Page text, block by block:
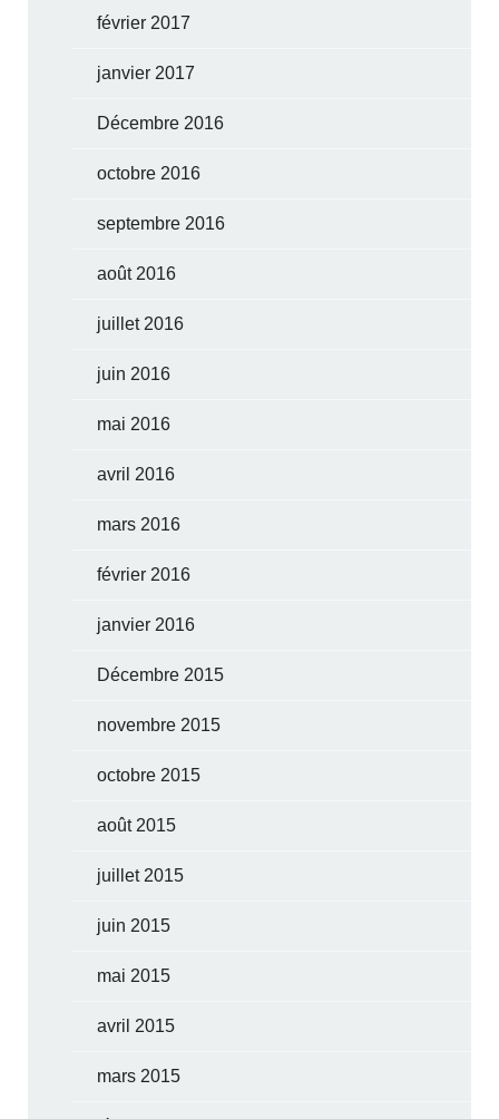
février 2017
janvier 2017
Décembre 2016
octobre 2016
septembre 2016
août 2016
juillet 2016
juin 2016
mai 2016
avril 2016
mars 2016
février 2016
janvier 2016
Décembre 2015
novembre 2015
octobre 2015
août 2015
juillet 2015
juin 2015
mai 2015
avril 2015
mars 2015